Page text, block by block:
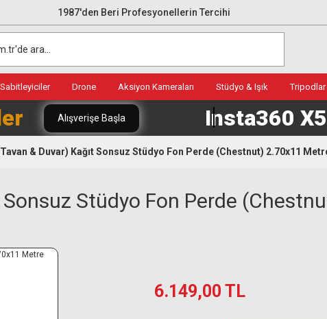
1987'den Beri Profesyonellerin Tercihi
Drone Aksiyon Kameraları Stüdyo & Işık Tripodlar
Alışverişe Başla Insta360 X5
& Duvar) Kağıt Sonsuz Stüdyo Fon Perde (Chestnut) 2.70x11
Sonsuz Stüdyo Fon Perde
6.149,00 TL